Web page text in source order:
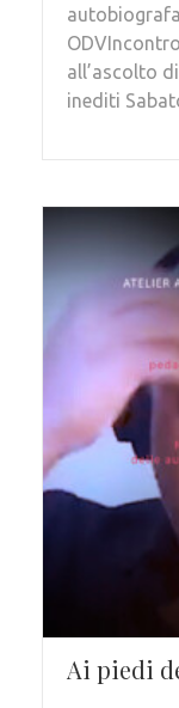
all’ascolto
inediti
Ai piedi